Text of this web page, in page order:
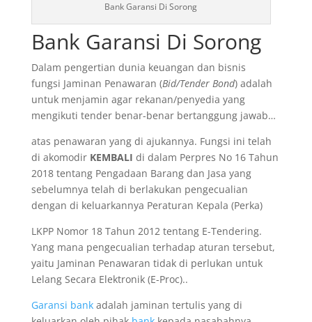
Bank Garansi Di Sorong
Bank Garansi Di Sorong
Dalam pengertian dunia keuangan dan bisnis
fungsi Jaminan Penawaran (Bid/Tender Bond) adalah
untuk menjamin agar rekanan/penyedia yang
mengikuti tender benar-benar bertanggung jawab…
atas penawaran yang di ajukannya. Fungsi ini telah
di akomodir KEMBALI di dalam Perpres No 16 Tahun
2018 tentang Pengadaan Barang dan Jasa yang
sebelumnya telah di berlakukan pengecualian
dengan di keluarkannya Peraturan Kepala (Perka)
LKPP Nomor 18 Tahun 2012 tentang E-Tendering.
Yang mana pengecualian terhadap aturan tersebut,
yaitu Jaminan Penawaran tidak di perlukan untuk
Lelang Secara Elektronik (E-Proc)..
Garansi bankadalah jaminan tertulis yang di